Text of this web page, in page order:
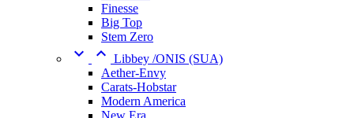
Finesse
Big Top
Stem Zero
  Libbey /ONIS (SUA)
Aether-Envy
Carats-Hobstar
Modern America
New Era